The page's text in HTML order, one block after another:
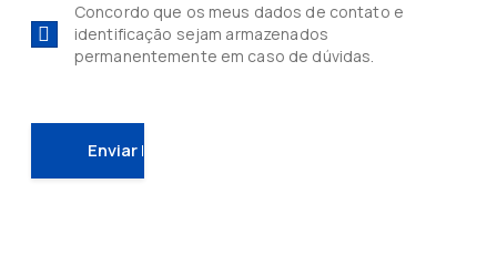
Concordo que os meus dados de contato e
identificação sejam armazenados
permanentemente em caso de dúvidas.